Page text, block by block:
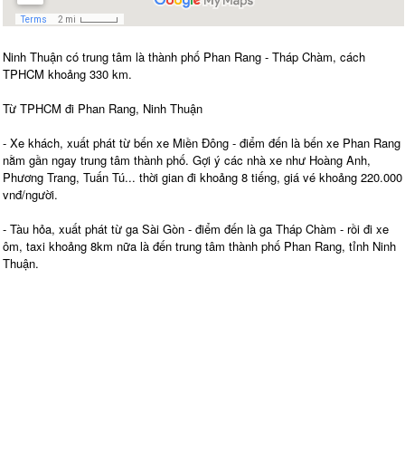
Ninh Thuận có trung tâm là thành phố Phan Rang - Tháp Chàm, cách
TPHCM khoảng 330 km.
Từ TPHCM đi Phan Rang, Ninh Thuận
- Xe khách, xuất phát từ bến xe Miền Đông - điểm đến là bến xe Phan Rang
nằm gần ngay trung tâm thành phố. Gợi ý các nhà xe như Hoàng Anh,
Phương Trang, Tuấn Tú... thời gian đi khoảng 8 tiếng, giá vé khoảng 220.000
vnđ/người.
- Tàu hỏa, xuất phát từ ga Sài Gòn - điểm đến là ga Tháp Chàm - rồi đi xe
ôm, taxi khoảng 8km nữa là đến trung tâm thành phố Phan Rang, tỉnh Ninh
Thuận.